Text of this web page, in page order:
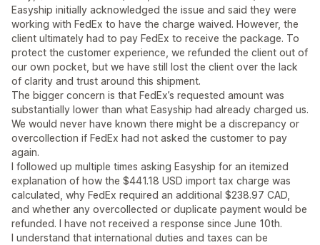
Easyship initially acknowledged the issue and said they were
working with FedEx to have the charge waived. However, the
client ultimately had to pay FedEx to receive the package. To
protect the customer experience, we refunded the client out of
our own pocket, but we have still lost the client over the lack
of clarity and trust around this shipment.
The bigger concern is that FedEx’s requested amount was
substantially lower than what Easyship had already charged us.
We would never have known there might be a discrepancy or
overcollection if FedEx had not asked the customer to pay
again.
I followed up multiple times asking Easyship for an itemized
explanation of how the $441.18 USD import tax charge was
calculated, why FedEx required an additional $238.97 CAD,
and whether any overcollected or duplicate payment would be
refunded. I have not received a response since June 10th.
I understand that international duties and taxes can be